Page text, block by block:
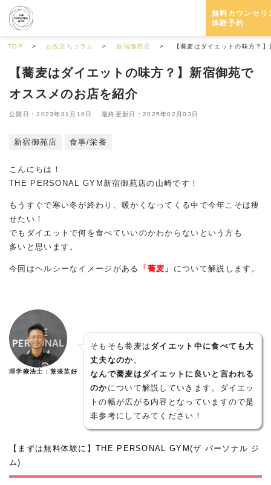
無料カウンセリ
体験予約
TOP お役立ちコラム 新宿御苑店 【蕎麦はダイエットの味方？
【蕎麦はダイエットの味方？】新宿御苑で
オススメのお店を紹介
公開日：2023年01月10日 最終更新日：2025年02月03日
新宿御苑店 食事/栄養
こんにちは！
THE PERSONAL GYM新宿御苑店の山崎です！
もうすぐで寒い冬が終わり、暖かくなってくる中で今年こそは痩
せたい！
でもダイエットで何を食べていいのかわからないという方も
多いと思います。
今回はヘルシーなイメージがある 「蕎麦」 について解説します。
理学療法士：荒張英好
そもそも蕎麦は ダイエット中に食べても大
丈夫なのか 。
なんで蕎麦はダイエットに良いと言われる
のかについて解説していきます。ダイエッ
トの幅が広がる内容となっていますので是
非参考にしてみてください！
【まずは無料体験に】THE PERSONAL GYM(ザ パーソナル ジ
ム)